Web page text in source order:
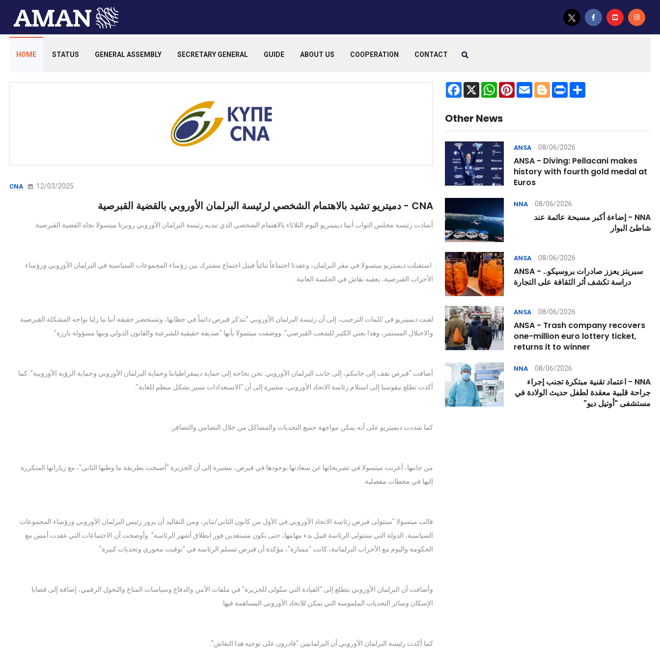
HOME STATUS GENERAL ASSEMBLY SECRETARY GENERAL GUIDE ABOUT US COOPERATION CONTACT
CNA 12/03/2025
CNA - دميتريو تشيد بالاهتمام الشخصي لرئيسة البرلمان الأوروبي بالقضية القبرصية
أشادت رئيسة مجلس النواب أنيتا ديميتريو اليوم الثلاثاء بالاهتمام الشخصي الذي تبديه رئيسة البرلمان الأوروبي روبرتا ميتسولا تجاه القضية القبرصية.
استقبلت ديميتريو ميتسولا في مقر البرلمان، وعقدتا اجتماعاً ثنائياً قبيل اجتماع مشترك بين رؤساء المجموعات السياسية في البرلمان الأوروبي ورؤساء
الأحزاب القبرصية، يعقبه نقاش في الجلسة العامة.
لفتت ديميتريو في كلمات الترحيب، إلى أن رئيسة البرلمان الأوروبي "تتذكر قبرص دائماً في خطابها، وتستحضر حقيقة أننا ما زلنا نواجه المشكلة القبرصية
والاحتلال المستمر، وهذا يعني الكثير للشعب القبرصي". ووصفت ميتسولا بأنها "صديقة حقيقية للشرعية والقانون الدولي وبنها مسؤولة بارزة".
أضافت "قبرص تقف إلى جانبكم، إلى جانب البرلمان الأوروبي. نحن بحاجة إلى حماية ديمقراطياتنا وحماية البرلمان الأوروبي وحماية الرؤية الأوروبية". كما
أكدت تطلع نيقوسيا إلى استلام رئاسة الاتحاد الأوروبي، مشيرة إلى أن "الاستعدادات تسير بشكل منظم للغاية".
كما شددت ديميتريو على أنه يمكن مواجهة جميع التحديات والمشاكل من خلال التضامن والتضافر.
من جانبها، أعربت ميتسولا في تصريحاتها عن سعادتها بوجودها في قبرص، مشيرة إلى أن الجزيرة "أصبحت بطريقة ما وطنها الثاني"، مع زياراتها المتكررة
إليها في محطات مفصلية.
قالت ميتسولا "ستتولى قبرص رئاسة الاتحاد الأوروبي في الأول من كانون الثاني/يناير، ومن التقاليد أن يزور رئيس البرلمان الأوروبي ورؤساء المجموعات
السياسية، الدولة التي ستتولى الرئاسة قبيل بدء مهامها، حتى نكون مستعدين فور انطلاق أشهر الرئاسة". وأوضحت أن الاجتماعات التي عقدت أمس مع
الحكومة واليوم مع الأحزاب البرلمانية، كانت "ممتازة"، مؤكدة أن قبرص تتسلم الرئاسة في "توقيت محوري وتحديات كبيرة".
وأضافت أن البرلمان الأوروبي يتطلع إلى "القيادة التي ستُولى للجزيرة" في ملفات الأمن والدفاع وسياسات المناخ والتحول الرقمي، إضافة إلى قضايا
الإسكان وسائر التحديات الملموسة التي يمكن للاتحاد الأوروبي المساهمة فيها.
كما أكدت رئيسة البرلمان الأوروبي أن البرلمانيين "قادرون على توجيه هذا النقاش".
Facebook
X WhatsApp
Pinterest
EmailBlogger
Print Share
Other News
ANSA 08/06/2026
ANSA - Diving: Pellacani makes
history with fourth gold medal at
Euros
NNA 08/06/2026
NNA - إضاءة أكبر مسبحة عائمة عند
شاطئ البوار
ANSA 08/06/2026
ANSA - سبريتز يعزز صادرات بروسيكو..
دراسة تكشف أثر الثقافة على التجارة
ANSA 08/06/2026
ANSA - Trash company recovers
one-million euro lottery ticket,
returns it to winner
NNA 08/06/2026
NNA - اعتماد تقنية مبتكرة تجنب إجراء
جراحة قلبية معقدة لطفل حديث الولادة في
مستشفى "أوتيل ديو"